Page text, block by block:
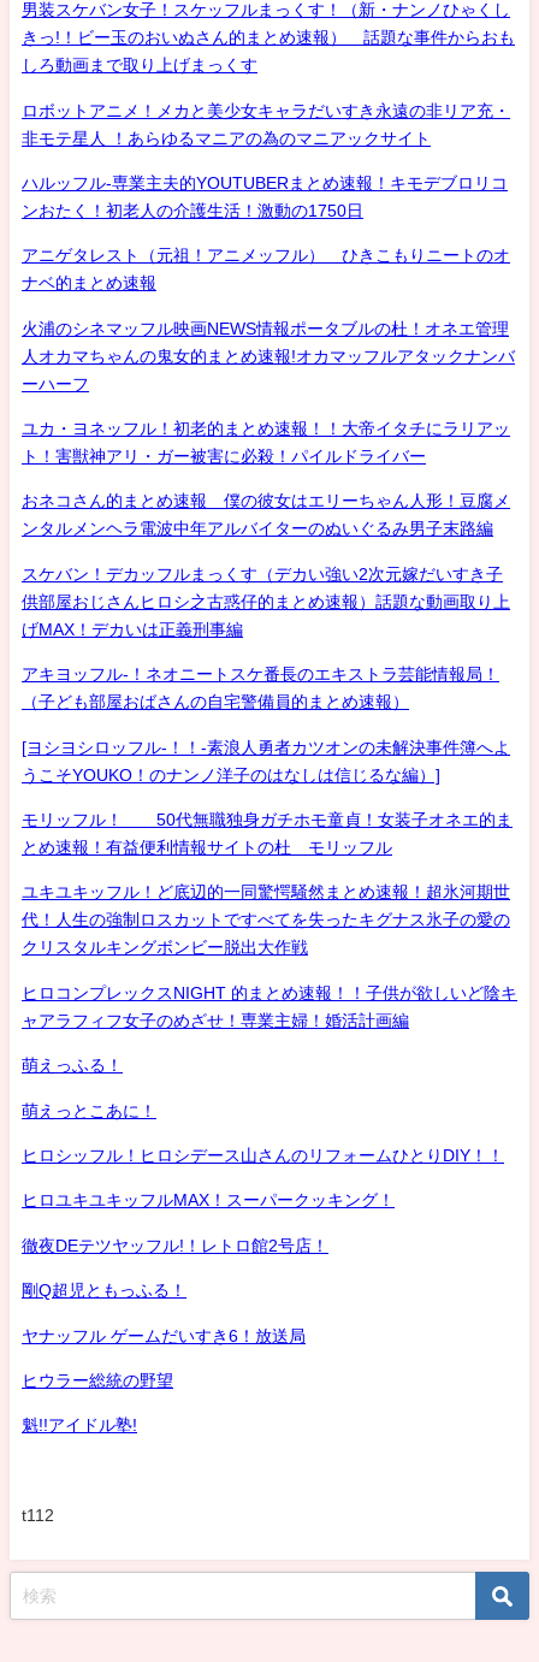
男装スケバン女子！スケッフルまっくす！（新・ナンノひゃくし
きっ!！ビー玉のおいぬさん的まとめ速報） 話題な事件からおも
しろ動画まで取り上げまっくす
ロボットアニメ！メカと美少女キャラだいすき永遠の非リア充・
非モテ星人 ！あらゆるマニアの為のマニアックサイト
ハルッフル-専業主夫的YOUTUBERまとめ速報！キモデブロリコ
ンおたく！初老人の介護生活！激動の1750日
アニゲタレスト（元祖！アニメッフル） ひきこもりニートのオ
ナベ的まとめ速報
火浦のシネマッフル映画NEWS情報ポータブルの杜！オネエ管理
人オカマちゃんの鬼女的まとめ速報!オカマッフルアタックナンバ
ーハーフ
ユカ・ヨネッフル！初老的まとめ速報！！大帝イタチにラリアッ
ト！害獣神アリ・ガー被害に必殺！パイルドライバー
おネコさん的まとめ速報 僕の彼女はエリーちゃん人形！豆腐メ
ンタルメンヘラ電波中年アルバイターのぬいぐるみ男子末路編
スケバン！デカッフルまっくす（デカい強い2次元嫁だいすき子
供部屋おじさんヒロシ之古惑仔的まとめ速報）話題な動画取り上
げMAX！デカいは正義刑事編
アキヨッフル-！ネオニートスケ番長のエキストラ芸能情報局！
（子ども部屋おばさんの自宅警備員的まとめ速報）
[ヨシヨシロッフル-！！-素浪人勇者カツオンの未解決事件簿へよ
うこそYOUKO！のナンノ洋子のはなしは信じるな編）]
モリッフル！ 50代無職独身ガチホモ童貞！女装子オネエ的ま
とめ速報！有益便利情報サイトの杜 モリッフル
ユキユキッフル！ど底辺的一同驚愕騒然まとめ速報！超氷河期世
代！人生の強制ロスカットですべてを失ったキグナス氷子の愛の
クリスタルキングボンビー脱出大作戦
ヒロコンプレックスNIGHT 的まとめ速報！！子供が欲しいど陰キ
ャアラフィフ女子のめざせ！専業主婦！婚活計画編
萌えっふる！
萌えっとこあに！
ヒロシッフル！ヒロシデース山さんのリフォームひとりDIY！！
ヒロユキユキッフルMAX！スーパークッキング！
徹夜DEテツヤッフル!！レトロ館2号店！
剛Q超児ともっふる！
ヤナッフル ゲームだいすき6！放送局
ヒウラー総統の野望
魁!!アイドル塾!
t112